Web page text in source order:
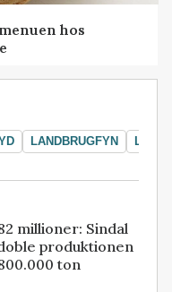
hos
LANDBRUGFYN
millioner: Sindal
produktionen
ton